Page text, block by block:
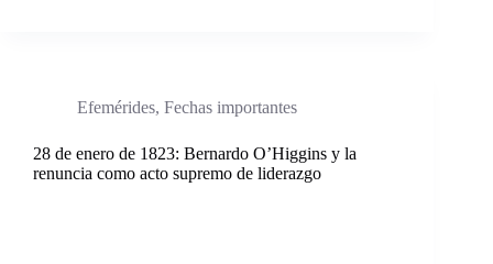
Efemérides, Fechas importantes
28 de enero de 1823: Bernardo O’Higgins y la
renuncia como acto supremo de liderazgo